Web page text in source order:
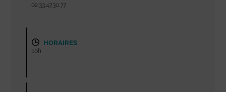
02.33.47.30.77
HORAIRES
10h